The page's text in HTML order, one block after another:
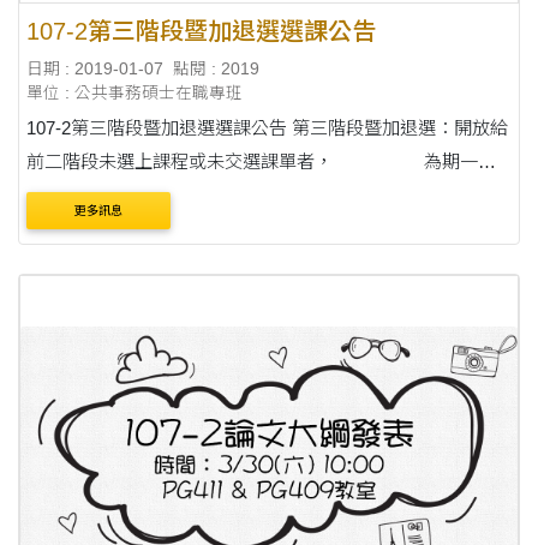
107-2第三階段暨加退選選課公告
日期 : 2019-01-07
點閱 : 2019
單位 : 公共事務碩士在職專班
107-2第三階段暨加退選選課公告 第三階段暨加退選：開放給
前二階段未選上課程或未交選課單者， 為期一
週。(自2/18上....
更多訊息